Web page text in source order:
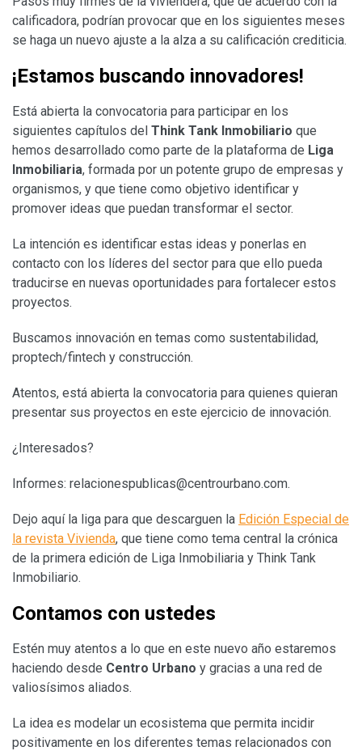
calificadora, podrían provocar que en los siguientes meses
se haga un nuevo ajuste a la alza a su calificación crediticia.
¡Estamos buscando innovadores!
Está abierta la convocatoria para participar en los
siguientes capítulos del Think Tank Inmobiliario que
hemos desarrollado como parte de la plataforma de Liga
Inmobiliaria, formada por un potente grupo de empresas y
organismos, y que tiene como objetivo identificar y
promover ideas que puedan transformar el sector.
La intención es identificar estas ideas y ponerlas en
contacto con los líderes del sector para que ello pueda
traducirse en nuevas oportunidades para fortalecer estos
proyectos.
Buscamos innovación en temas como sustentabilidad,
proptech/fintech y construcción.
Atentos, está abierta la convocatoria para quienes quieran
presentar sus proyectos en este ejercicio de innovación.
¿Interesados?
Informes: relacionespublicas@centrourbano.com.
Dejo aquí la liga para que descarguen la Edición Especial de
la revista Vivienda, que tiene como tema central la crónica
de la primera edición de Liga Inmobiliaria y Think Tank
Inmobiliario.
Contamos con ustedes
Estén muy atentos a lo que en este nuevo año estaremos
haciendo desde Centro Urbano y gracias a una red de
valiosísimos aliados.
La idea es modelar un ecosistema que permita incidir
positivamente en los diferentes temas relacionados con